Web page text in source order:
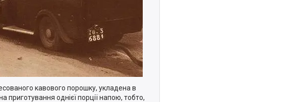
кавового порошку, укладена в
приготування однієї порції напою, тобто,